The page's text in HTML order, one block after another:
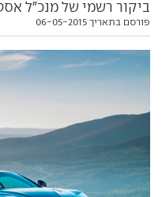
ביקור רשמי של מנכ"ל
הרשמית של הסוכנות
שהמחירים קפצו עד כדי 405 אלף שקלים
פורסם בתאריך 06-05-2015